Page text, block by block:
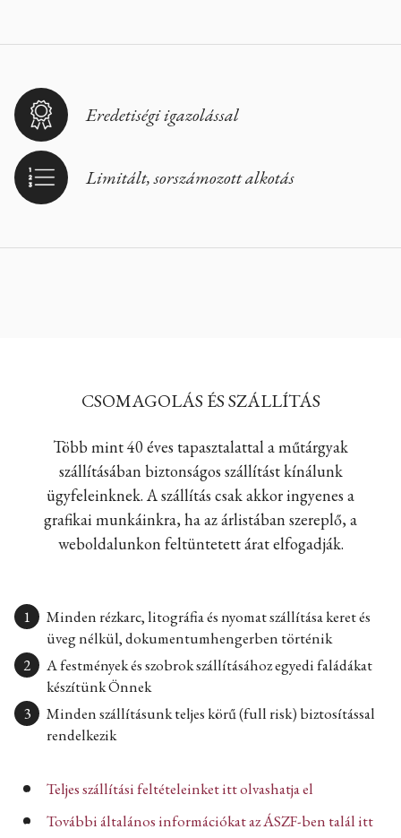
Eredetiségi igazolással
Limitált, sorszámozott alkotás
CSOMAGOLÁS ÉS SZÁLLÍTÁS
Több mint 40 éves tapasztalattal a műtárgyak
szállításában biztonságos szállítást kínálunk
ügyfeleinknek. A szállítás csak akkor ingyenes a
grafikai munkáinkra, ha az árlistában szereplő, a
weboldalunkon feltüntetett árat elfogadják.
Minden rézkarc, litográfia és nyomat szállítása keret és
üveg nélkül, dokumentumhengerben történik
A festmények és szobrok szállításához egyedi faládákat
készítünk Önnek
Minden szállításunk teljes körű (full risk) biztosítással
rendelkezik
Teljes szállítási feltételeinket itt olvashatja el
További általános információkat az ÁSZF-ben talál itt